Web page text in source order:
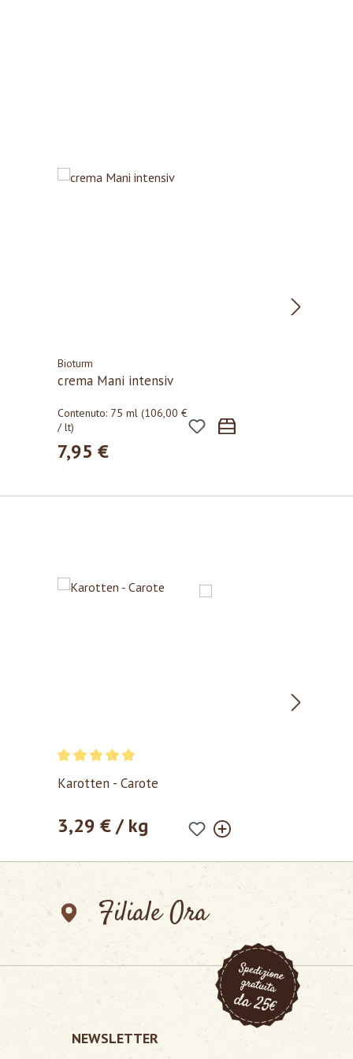
Bioturm
crema Mani intensiv
Contenuto: 75 ml (106,00 €
/ lt)
Prezzo normale:
7,95 €
Valutazione media di 5 su 5 stelle
Karotten - Carote
Prezzo normale:
3,29 € / kg
Filiale Ora
NEWSLETTER